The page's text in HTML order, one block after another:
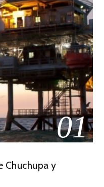
01
Chuchupa y